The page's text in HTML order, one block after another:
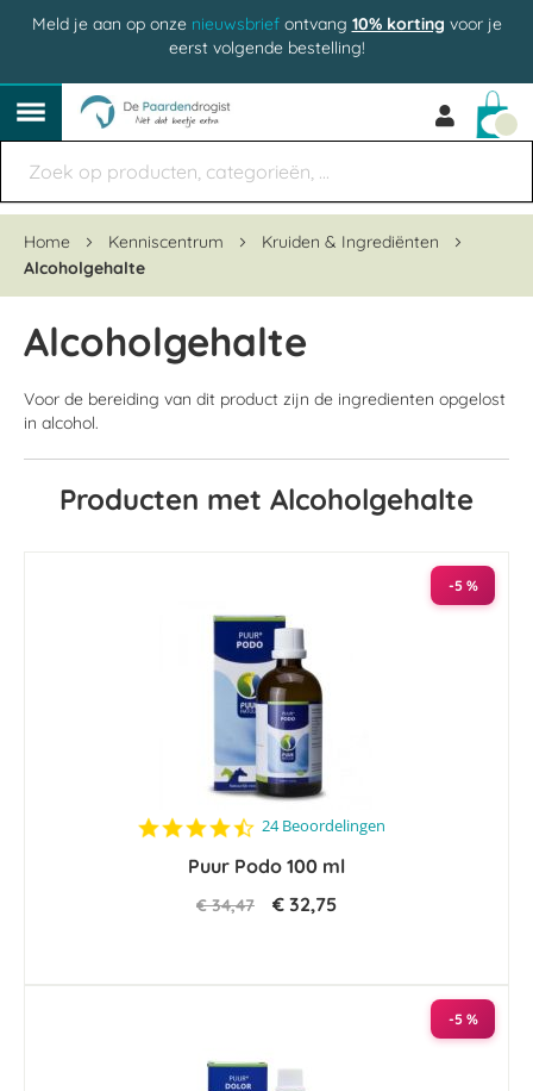
Meld je aan op onze nieuwsbriefontvang 10% korting voor je
eerst volgende bestelling!
Home Kenniscentrum
Kruiden & Ingrediënten
Alcoholgehalte
Alcoholgehalte
Voor de bereiding van dit product zijn de ingredienten opgelost
in alcohol.
Producten met Alcoholgehalte
-5 %
4.5
rating
24 Beoordelingen
Puur Podo 100 ml
€ 34,47 € 32,75
-5 %